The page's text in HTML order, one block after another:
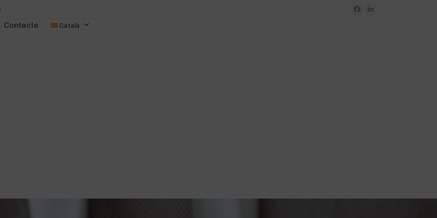
Facebook
LinkedIn
Contacte Català